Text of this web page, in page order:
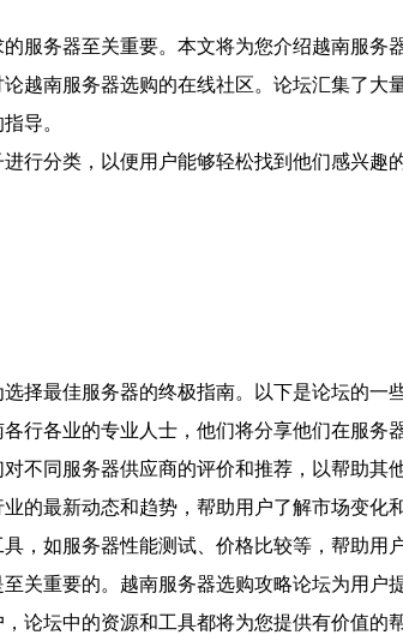
服务器至关重要。本文将为您介绍越南服务
越南服务器选购的在线社区。论坛汇集了
导。
行分类，以便用户能够轻松找到他们感兴趣
择最佳服务器的终极指南。以下是论坛的一
行各业的专业人士，他们将分享他们在服务
不同服务器供应商的评价和推荐，以帮助其
的最新动态和趋势，帮助用户了解市场变化
，如服务器性能测试、价格比较等，帮助用
关重要的。越南服务器选购攻略论坛为用
论坛中的资源和工具都将为您提供有价值